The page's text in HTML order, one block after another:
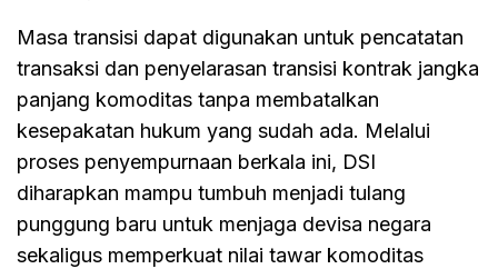
Masa transisi dapat digunakan untuk pencatatan
transaksi dan penyelarasan transisi kontrak jangka
panjang komoditas tanpa membatalkan
kesepakatan hukum yang sudah ada. Melalui
proses penyempurnaan berkala ini, DSI
diharapkan mampu tumbuh menjadi tulang
punggung baru untuk menjaga devisa negara
sekaligus memperkuat nilai tawar komoditas